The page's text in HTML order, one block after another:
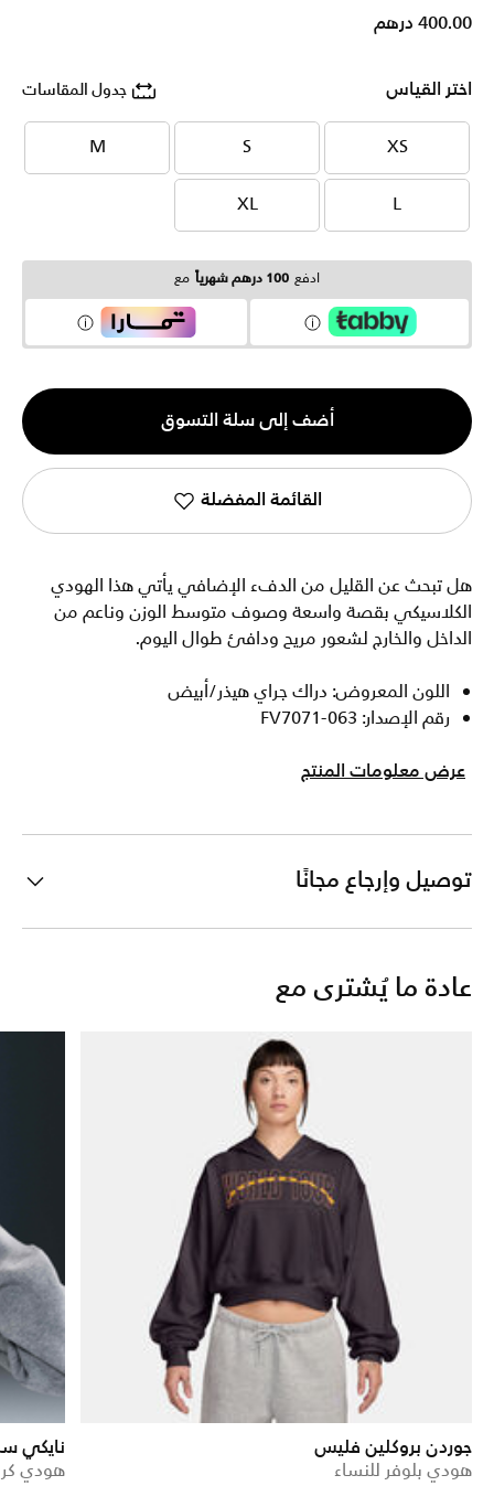
400.00 درهم
اختر القياس جدول المقاسات
XS
XS
S
S
M
M
L
L
XL
XL
ادفع 100 درهم شهرياً مع
الكمية
1
أضف إلى سلة التسوق
القائمة المفضلة
هل تبحث عن القليل من الدفء الإضافي يأتي هذا الهودي
الكلاسيكي بقصة واسعة وصوف متوسط الوزن وناعم من
الداخل والخارج لشعور مريح ودافئ طوال اليوم.
اللون المعروض: دراك جراي هيذر/أبيض
رقم الإصدار: FV7071-063
عرض معلومات المنتج
توصيل وإرجاع مجانًا
عادة ما يُشترى مع
جوردن بروكلين فليس
هودي بلوفر للنساء
نايكي
هودي